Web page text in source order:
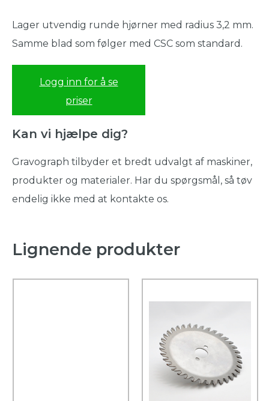
Lager utvendig runde hjørner med radius 3,2 mm.
Samme blad som følger med CSC som standard.
Logg inn for å se
priser
Kan vi hjælpe dig?
Gravograph tilbyder et bredt udvalgt af maskiner,
produkter og materialer. Har du spørgsmål, så tøv
endelig ikke med at kontakte os.
Lignende produkter